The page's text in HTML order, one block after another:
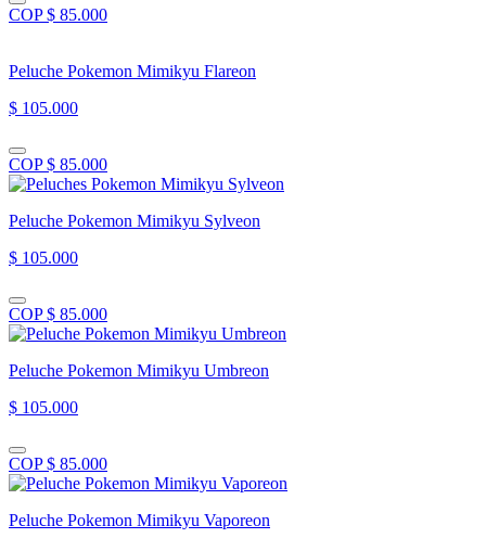
COP $ 85.000
Peluche Pokemon Mimikyu Flareon
$ 105.000
COP $ 85.000
Peluche Pokemon Mimikyu Sylveon
$ 105.000
COP $ 85.000
Peluche Pokemon Mimikyu Umbreon
$ 105.000
COP $ 85.000
Peluche Pokemon Mimikyu Vaporeon